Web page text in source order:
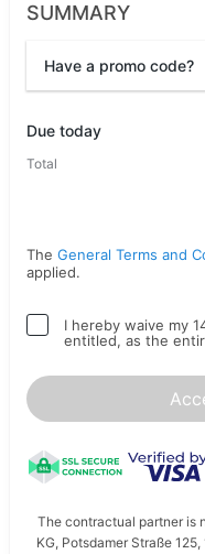
SUMMARY
Have a promo code?
Due today
Total
The General Terms and
applied.
I hereby waive my
entitled, as the
The contractual partner is
KG, Potsdamer Straße